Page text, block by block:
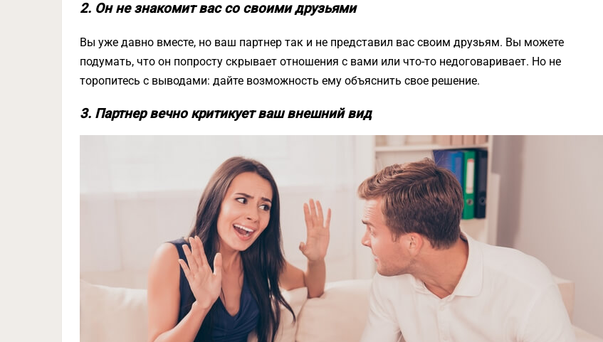
2. Он не знакомит вас со своими друзьями
Вы уже давно вместе, но ваш партнер так и не представил вас своим друзьям. Вы можете
подумать, что он попросту скрывает отношения с вами или что-то недоговаривает. Но не
торопитесь с выводами: дайте возможность ему объяснить свое решение.
3. Партнер вечно критикует ваш внешний вид